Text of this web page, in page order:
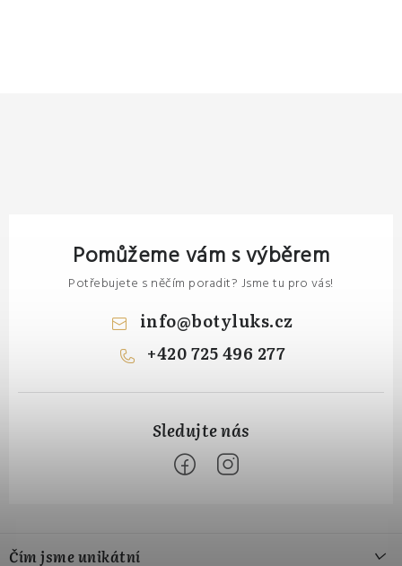
Pomůžeme vám s výběrem
Potřebujete s něčím poradit? Jsme tu pro vás!
info@botyluks.cz
+420 725 496 277
áČím jsme unikátní